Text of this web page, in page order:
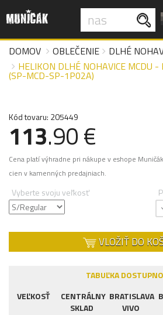
DOMOV
OBLEČENIE DLHÉ
HELIKON DLHÉ NOHAVICE MCDU -
(SP-MCD-SP-1P02A)
Kód tovaru: 205449
113.90 €
Cena platí výhradne pri nákupe v eshope
cien v kamenných predajniach.
Vyberte svoju veľkosť
VLOŽIŤ DO
TABUĽKA
VEĽKOSŤ
CENTRÁLNY
SKLAD
BRATISLAVA
VIVO